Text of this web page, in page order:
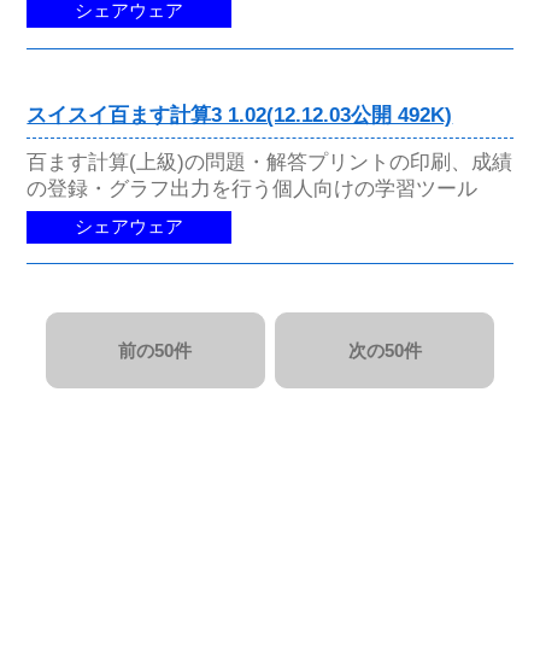
シェアウェア
スイスイ百ます計算3 1.02(12.12.03公開 492K)
百ます計算(上級)の問題・解答プリントの印刷、成績
の登録・グラフ出力を行う個人向けの学習ツール
シェアウェア
前の50件 次の50件